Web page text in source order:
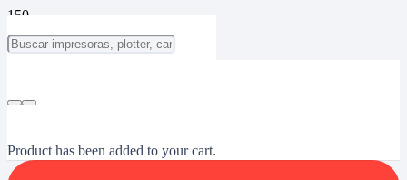
Product has been added to your cart.